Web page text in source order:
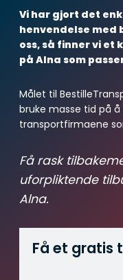
Vi har gjort det
henvendelse med
oss, så finner vi
på Alna som
Målet til
bruke masse tid på
transportfirmaene
Få rask
uforpliktende
Alna.
Få et gratis